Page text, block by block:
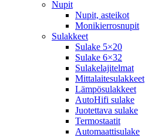
Nupit
Nupit, asteikot
Monikierrosnupit
Sulakkeet
Sulake 5×20
Sulake 6×32
Sulakelajitelmat
Mittalaitesulakkeet
Lämpösulakkeet
AutoHifi sulake
Juotettava sulake
Termostaatit
Automaattisulake